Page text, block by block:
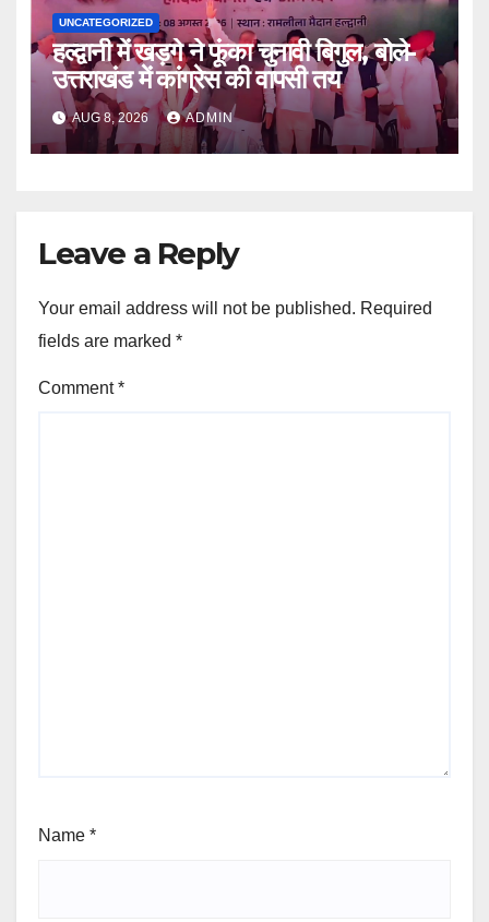
UNCATEGORIZED
हल्द्वानी में खड़गे ने फूंका चुनावी बिगुल, बोले-
उत्तराखंड में कांग्रेस की वापसी तय
AUG 8, 2026 ADMIN
Leave a Reply
Your email address will not be published. Required
fields are marked *
Comment*
Name *